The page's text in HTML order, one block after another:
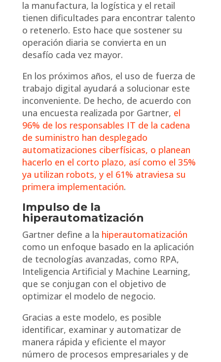
la manufactura, la logística y el retail
tienen dificultades para encontrar talento
o retenerlo. Esto hace que sostener su
operación diaria se convierta en un
desafío cada vez mayor.
En los próximos años, el uso de fuerza de
trabajo digital ayudará a solucionar este
inconveniente. De hecho, de acuerdo con
una encuesta realizada por Gartner, el
96% de los responsables IT de la cadena
de suministro han desplegado
automatizaciones ciberfísicas, o planean
hacerlo en el corto plazo, así como el 35%
ya utilizan robots, y el 61% atraviesa su
primera implementación.
Impulso de la
hiperautomatización
Gartner define a la hiperautomatización
como un enfoque basado en la aplicación
de tecnologías avanzadas, como RPA,
Inteligencia Artificial y Machine Learning,
que se conjugan con el objetivo de
optimizar el modelo de negocio.
Gracias a este modelo, es posible
identificar, examinar y automatizar de
manera rápida y eficiente el mayor
número de procesos empresariales y de